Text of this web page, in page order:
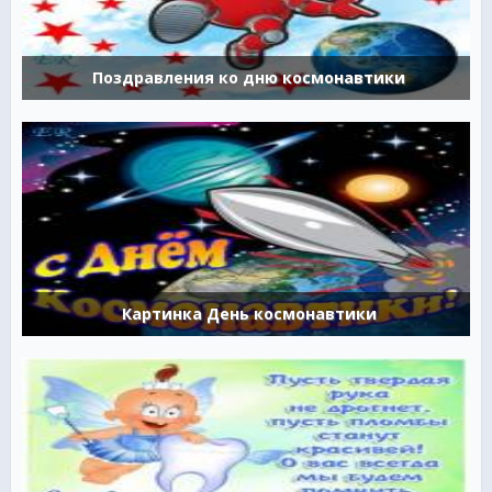
Поздравления ко дню космонавтики
Картинка День космонавтики